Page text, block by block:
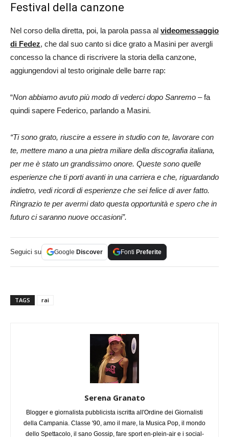
Festival della canzone
Nel corso della diretta, poi, la parola passa al videomessaggio
di Fedez, che dal suo canto si dice grato a Masini per avergli
concesso la chance di riscrivere la storia della canzone,
aggiungendovi al testo originale delle barre rap:
“Non abbiamo avuto più modo di vederci dopo Sanremo – fa
quindi sapere Federico, parlando a Masini.
“Ti sono grato, riuscire a essere in studio con te, lavorare con
te, mettere mano a una pietra miliare della discografia italiana,
per me è stato un grandissimo onore. Queste sono quelle
esperienze che ti porti avanti in una carriera e che, riguardando
indietro, vedi ricordi di esperienze che sei felice di aver fatto.
Ringrazio te per avermi dato questa opportunità e spero che in
futuro ci saranno nuove occasioni”.
Seguici su Google Discover Fonti Preferite
TAGS rai
Serena Granato
Blogger e giornalista pubblicista iscritta all'Ordine dei Giornalisti
della Campania. Classe '90, amo il mare, la Musica Pop, il mondo
dello Spettacolo, il sano Gossip, fare sport en-plein-air e i social-